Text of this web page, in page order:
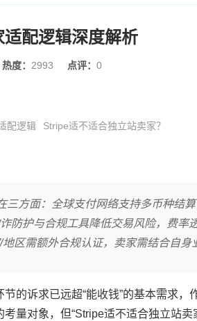
配逻辑深度解析
热度： 2993 点评： 0
配逻辑 Stripe适不适合独立站卖家？
三方面：全球支付网络支持多币种结
防护与合规工具降低交易风险，费率
区需额外合规认证，卖家需结合自
的诉求已远超“能收钱”的基本需求
量对象，但“Stripe适不适合独立站卖